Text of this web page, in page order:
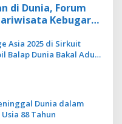
di Dunia, Forum
Kebugaran
Asia 2025 di Sirkuit
Balap Dunia Bakal Adu
Dunia dalam
88 Tahun